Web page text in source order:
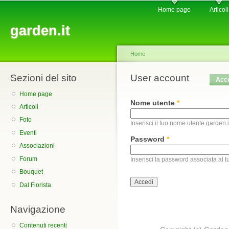
garden.it
Home page Articoli
Sezioni del sito
Home page
Articoli
Foto
Eventi
Associazioni
Forum
Bouquet
Dal Fiorista
Navigazione
Contenuti recenti
You are here
Home
User account
Primary tabs
Nome utente *
Inserisci il tuo nome utente
Password *
Inserisci la password associata al